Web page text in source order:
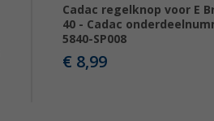
Cadac regelknop voor E
40 - Cadac
5840-SP008
€ 8,99